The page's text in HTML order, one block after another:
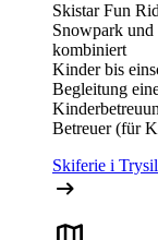
Skistar Fun
Snowpark und
kombiniert
Kinder bis
Begleitung
Betreuer (für
Skiferie i Trysil